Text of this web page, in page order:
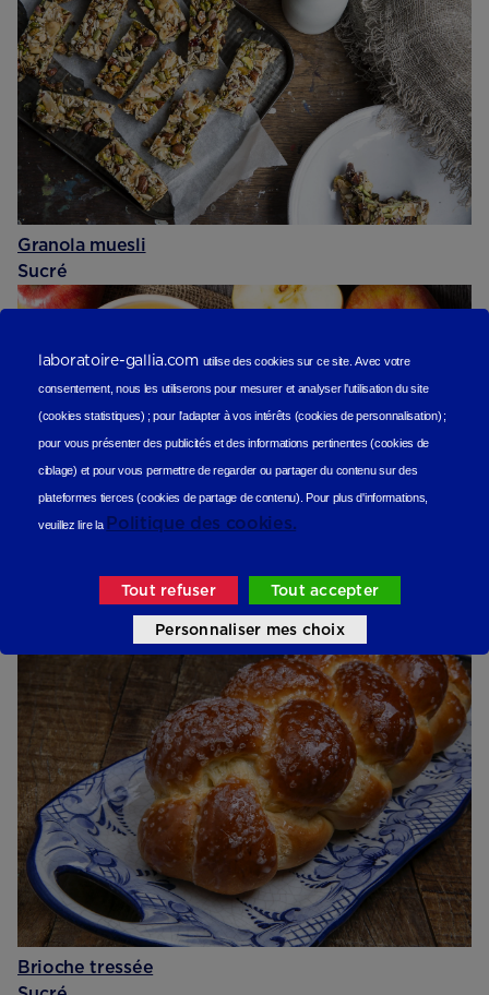
Granola muesli
Sucré
Compote de pommes aux spéculoos
Brioche tressée
laboratoire-gallia.com utilise des cookies sur ce site.Avec votre
consentement, nous les utiliseronspour mesurer et analyser l'utilisation du site
(cookies statistiques) ;pour l'adapter à vos intérêts (cookies de personnalisation) ;
pour vous présenter des publicités et des informations pertinentes (cookies de
ciblage) et pour vous permettre de regarder ou partager du contenu sur des
plateformes tierces (cookies de partage de contenu). Pour plus d'informations,
veuillez lire la Politique des cookies.
Tout refuser Tout accepter
Personnaliser mes choix